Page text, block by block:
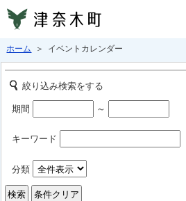
ホーム ＞ イベントカレンダー
絞り込み検索をする
期間 ～
キーワード
分類